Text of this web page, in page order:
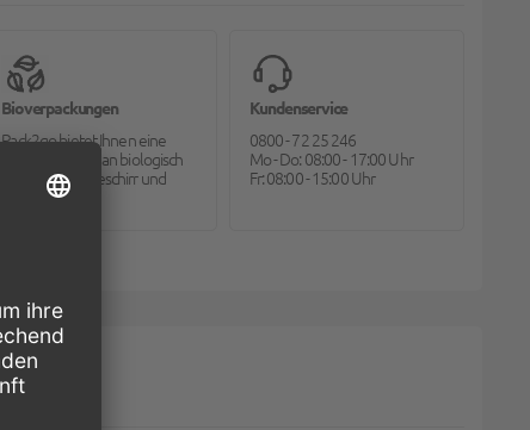
Bioverpackungen
Pack2go bietet Ihnen eine
große Auswahl an biologisch
abbaubarem Geschirr und
Besteck.
Kundenservice
0800 - 72 25 246
Mo - Do: 08:00 - 17:00 Uhr
Fr: 08:00 - 15:00 Uhr